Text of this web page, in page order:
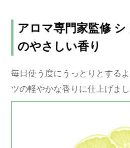
アロマ専門家監修
のやさしい香り
毎日使う度にうっとりとする
ツの軽やかな香りに仕上げまし